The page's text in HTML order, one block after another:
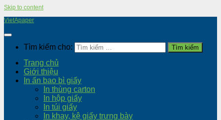
Skip to content
VietApaper
Tìm kiếm cho:
Trang chủ
Giới thiệu
In ấn bao bì giấy
In thùng carton
In hộp giấy
In túi giấy
In khay, kệ giấy trưng bày